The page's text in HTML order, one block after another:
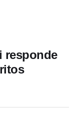
responde